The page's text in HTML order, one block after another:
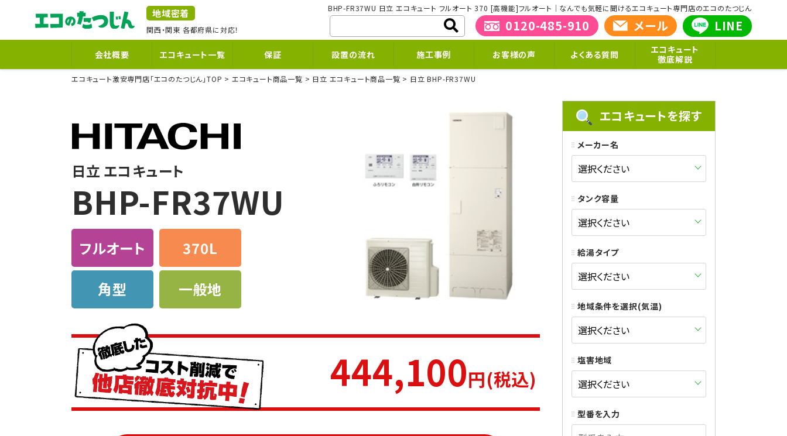
BHP-FR37WU 日立 エコキュート フルオート 370 [高機能]フルオート｜なんでも気軽に聞けるエコキュート専門店のエコのたつじん
地域密着
関西・関東 各都府県に対応！ 0120-485-910 メール LINE
会社概要 エコキュート一覧 保証 設置の流れ 施工事例 お客様の声 よくある質問
エコキュート
徹底解説
エコキュート激安専門店「エコのたつじん」TOP エコキュート商品一覧 日立 エコキュート商品一覧 日立 BHP-FR37WU
日立 エコキュート
BHP-FR37WU
フルオート 370L
角型 一般地
444,100円(税込)
エコキュートを探す
メーカー名
タンク容量
給湯タイプ
地域条件を選択(気温)
塩害地域
型番を入力